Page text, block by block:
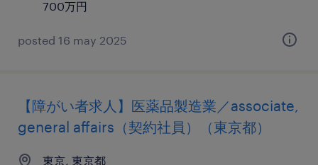
700万円
posted 16 may 2025
【障がい者求人】医薬品製造業／associate,
general affairs（契約社員）（東京都）
東京, 東京都